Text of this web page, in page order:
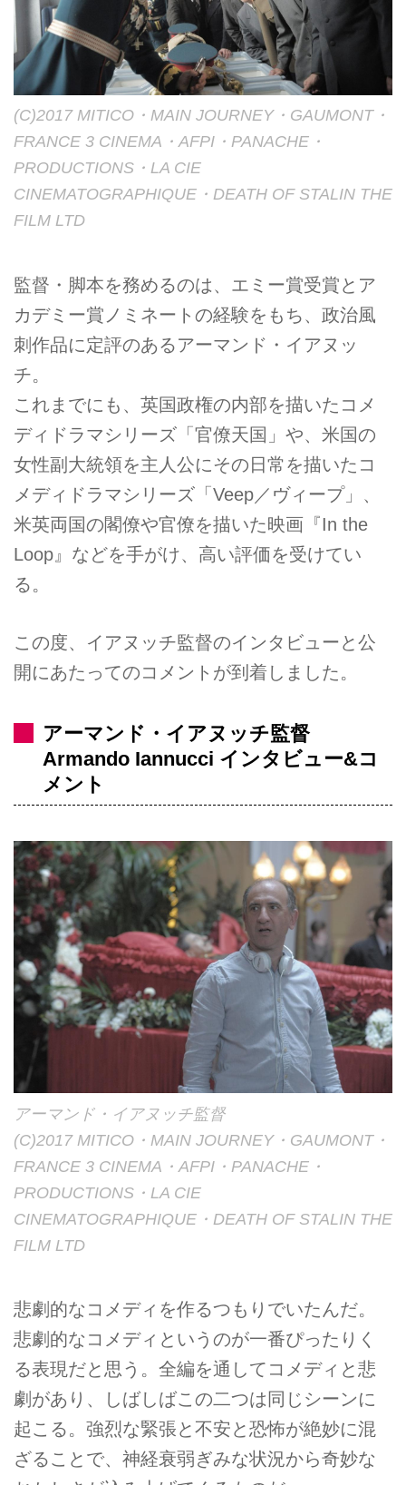
(C)2017 MITICO・MAIN JOURNEY・GAUMONT・
FRANCE 3 CINEMA・AFPI・PANACHE・
PRODUCTIONS・LA CIE
CINEMATOGRAPHIQUE・DEATH OF STALIN THE
FILM LTD
監督・脚本を務めるのは、エミー賞受賞とア
カデミー賞ノミネートの経験をもち、政治風
刺作品に定評のあるアーマンド・イアヌッ
チ。
これまでにも、英国政権の内部を描いたコメ
ディドラマシリーズ「官僚天国」や、米国の
女性副大統領を主人公にその日常を描いたコ
メディドラマシリーズ「Veep／ヴィープ」、
米英両国の閣僚や官僚を描いた映画『In the
Loop』などを手がけ、高い評価を受けてい
る。
この度、イアヌッチ監督のインタビューと公
開にあたってのコメントが到着しました。
アーマンド・イアヌッチ監督
Armando Iannucci インタビュー&コ
メント
アーマンド・イアヌッチ監督
(C)2017 MITICO・MAIN JOURNEY・GAUMONT・
FRANCE 3 CINEMA・AFPI・PANACHE・
PRODUCTIONS・LA CIE
CINEMATOGRAPHIQUE・DEATH OF STALIN THE
FILM LTD
悲劇的なコメディを作るつもりでいたんだ。
悲劇的なコメディというのが一番ぴったりく
る表現だと思う。全編を通してコメディと悲
劇があり、しばしばこの二つは同じシーンに
起こる。強烈な緊張と不安と恐怖が絶妙に混
ざることで、神経衰弱ぎみな状況から奇妙な